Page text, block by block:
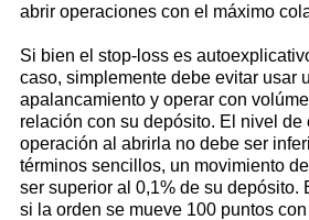
abrir operaciones con el máximo
Si bien el stop-loss es
caso, simplemente debe evitar usar
apalancamiento y operar con
relación con su depósito. El nivel de
operación al abrirla no debe ser
términos sencillos, un movimiento
ser superior al 0,1% de su depósito.
si la orden se mueve 100 puntos